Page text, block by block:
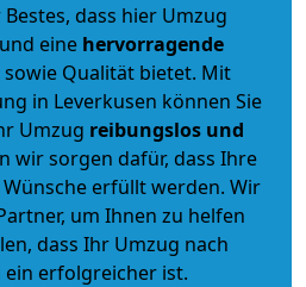
dass hier Umzug
und eine hervorragende
sowie Qualität bietet. Mit
in Leverkusen können Sie
Umzug reibungslos und
wir sorgen dafür, dass Ihre
erfüllt werden. Wir
um Ihnen zu helfen
dass Ihr Umzug nach
ein erfolgreicher ist.